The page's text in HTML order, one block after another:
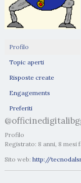
Profilo
Topic aperti
Risposte create
Engagements
Preferiti
Profilo
Registrato: 8 anni, 8 mesi
Sito web: http://